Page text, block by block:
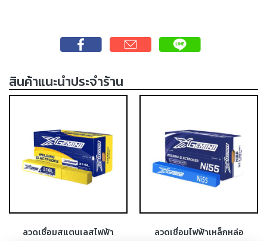
-
(SAW)
แก๊ส
(Brazing)
สินค้าแนะนำประจำร้าน
ลวดเชื่อมสแตนเลสไฟฟ้า
ลวดเชื่อมไฟฟ้าเหล็กหล่อ